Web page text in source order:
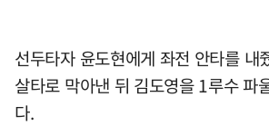
선두타자 윤도현에게 좌전 안타를 내
살타로 막아낸 뒤 김도영을 1루수 파
다.